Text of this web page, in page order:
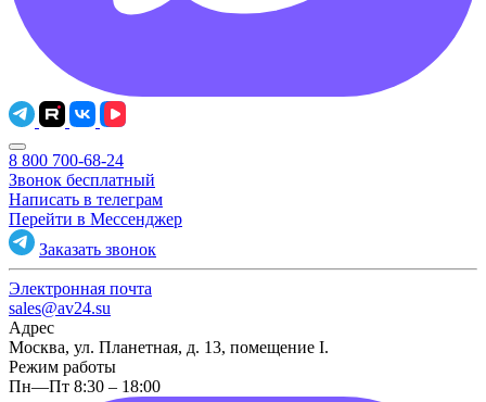
8 800 700-68-24
Звонок бесплатный
Написать в телеграм
Перейти в Мессенджер
Заказать звонок
Электронная почта
sales@av24.su
Адрес
Москва, ул. Планетная, д. 13, помещение I.
Режим работы
Пн—Пт 8:30 – 18:00